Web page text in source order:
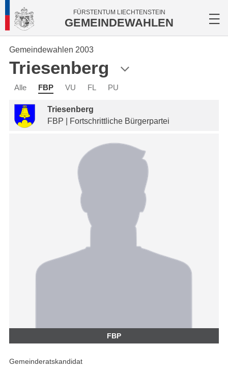
FÜRSTENTUM LIECHTENSTEIN
GEMEINDEWAHLEN
Gemeindewahlen 2003
Triesenberg
Alle FBP VU FL PU
Triesenberg
FBP | Fortschrittliche Bürgerpartei
FBP
Gemeinderatskandidat